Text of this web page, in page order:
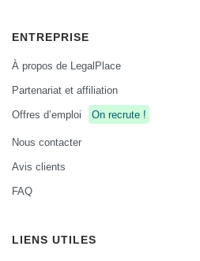
ENTREPRISE
À propos de LegalPlace
Partenariat et affiliation
Offres d’emploi
On recrute !
Nous contacter
Avis clients
FAQ
LIENS UTILES